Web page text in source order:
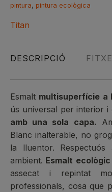
pintura, pintura ecològica
Titan
DESCRIPCIÓ
Esmalt multisuperfície a
ús universal per interior i
amb una sola capa.
Blanc inalterable, no
la lluentor.
ambient. Esmalt
assecat i repintat
professionals, cosa que